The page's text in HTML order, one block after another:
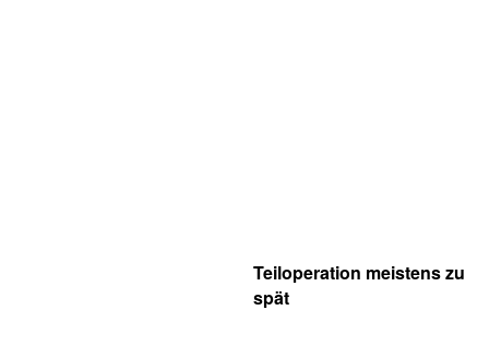
Teiloperation meistens zu
spät